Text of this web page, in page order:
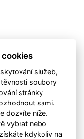
cookies
služeb,
soubory
stránky
sami.
dozvíte níže.
vybrat nebo
kdykoliv na